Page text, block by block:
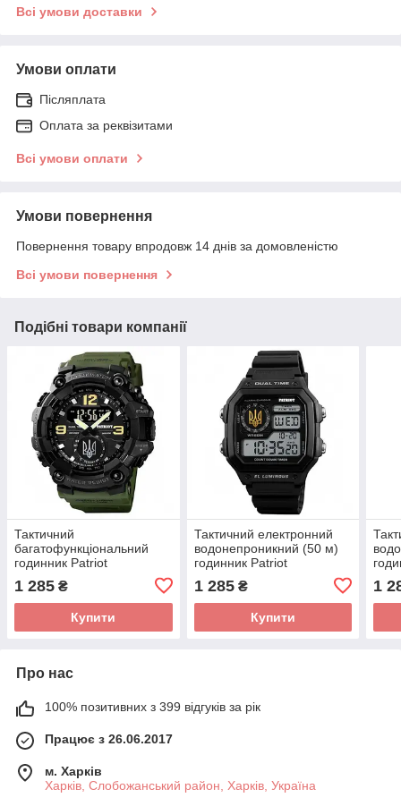
Всі умови доставки
Умови оплати
Післяплата
Оплата за реквізитами
Всі умови оплати
Умови повернення
Повернення товару впродовж 14 днів за домовленістю
Всі умови повернення
Подібні товари компанії
Тактичний
багатофункціональний
годинник Patriot
004AGUASI Тризуб срібло
Зелені + Коробка
1 285 ₴
Купити
Тактичний електронний
водонепроникний (50 м)
годинник Patriot
золото Чорні + Коробка
1 285₴
Купити
1
Про нас
100% позитивних з 399 відгуків за рік
Працює з 26.06.2017
м. Харків
Харків, Слобожанський район, Харків, Україна